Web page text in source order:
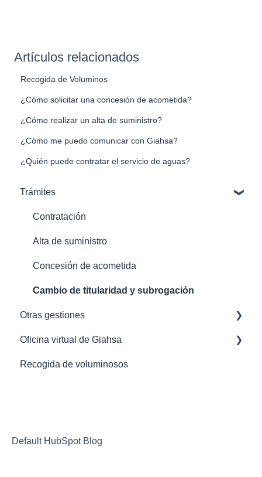
Artículos relacionados
Recogida de Voluminos
¿Cómo solicitar una concesión de acometida?
¿Cómo realizar un alta de suministro?
¿Cómo me puedo comunicar con Giahsa?
¿Quién puede contratar el servicio de aguas?
Trámites
Contratación
Alta de suministro
Concesión de acometida
Cambio de titularidad y subrogación
Otras gestiones
Domiciliación bancaria
Baja de suministro
Oficina virtual de Giahsa
Preguntas frecuentes
Recogida de voluminosos
Default HubSpot Blog